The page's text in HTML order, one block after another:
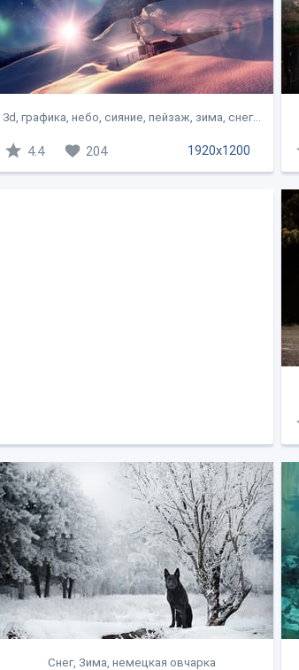
3d, графика, небо, сияние, пейзаж, зима, снег...
1920x1200
4.4 204
Снег, Зима, немецкая овчарка